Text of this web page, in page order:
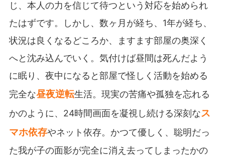
じ、本人の力を信じて待つという対応を始められ
たはずです。しかし、数ヶ月が経ち、1年が経ち、
状況は良くなるどころか、ますます部屋の奥深く
へと沈み込んでいく。気付けば昼間は死んだよう
に眠り、夜中になると部屋で怪しく活動を始める
完全な昼夜逆転生活。現実の苦痛や孤独を忘れる
かのように、24時間画面を凝視し続ける深刻なス
マホ依存やネット依存。かつて優しく、聡明だっ
た我が子の面影が完全に消え去ってしまったかの